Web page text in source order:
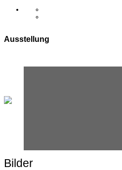
Ausstellung
Bilder